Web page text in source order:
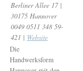
Berliner Allee 17 |
30175 Hannover
0049 0511 348 59-
421 | Website
Die
Handwerksform